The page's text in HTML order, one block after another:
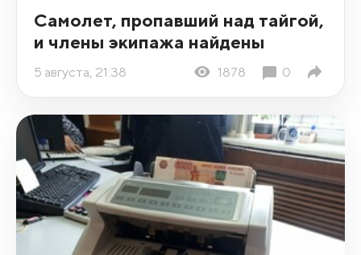
Самолет, пропавший над тайгой,
и члены экипажа найдены
5 августа, 21:38 1878 0